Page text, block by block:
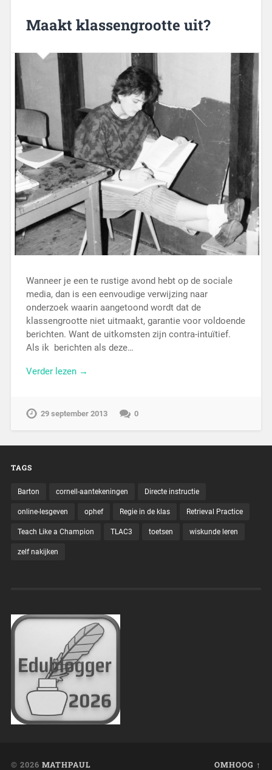
Maakt klassengrootte uit?
Wanneer je een te rustige avond hebt op de sociale
media, dan is een eenvoudige verwijzing naar
onderzoek waarin aangetoond wordt dat de
klassengrootte niet uitmaakt, garantie voor voldoende
berichten. Want de uitkomsten zijn contra-intuïtief.
Als ik berichten als deze…
Verder lezen →
29 september 2013 0
TAGS
Barton cornell-aantekeningen Directe instructie
online-lesgeven ophef Regie in de klas Retrieval Practice
Teach Like a Champion TLAC3 toetsen wiskunde leren
zelf nakijken
© 2026 MATHPAUL OMHOOG ↑